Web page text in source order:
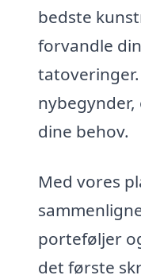
bedste
forvandle
dine behov.
Med vores
porteføljer
det første